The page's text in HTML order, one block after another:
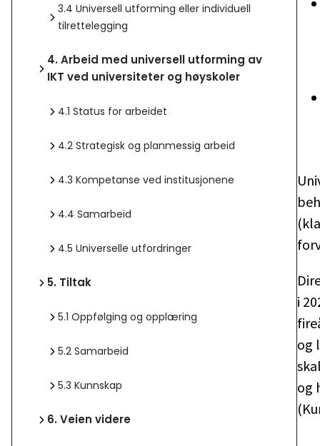
3.4 Universell utforming eller individuell
tilrettelegging
4. Arbeid med universell utforming av
IKT ved universiteter og høyskoler
4.1 Status for arbeidet
4.2 Strategisk og planmessig arbeid
4.3 Kompetanse ved institusjonene
4.4 Samarbeid
4.5 Universelle utfordringer
5. Tiltak
5.1 Oppfølging og opplæring
5.2 Samarbeid
5.3 Kunnskap
6. Veien videre
i
og
og